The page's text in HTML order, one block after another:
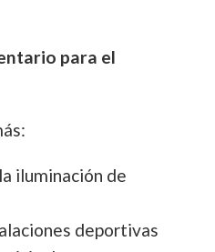
para el
iluminación de
deportivas